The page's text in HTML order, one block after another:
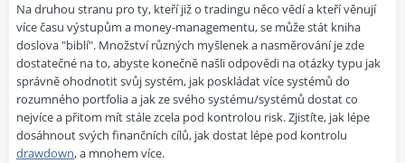
Na druhou stranu pro ty, kteří již o tradingu něco vědí a kteří věnují
více času výstupům a money-managementu, se může stát kniha
doslova "biblí". Množství různých myšlenek a nasměrování je zde
dostatečné na to, abyste konečně našli odpovědi na otázky typu jak
správně ohodnotit svůj systém, jak poskládat více systémů do
rozumného portfolia a jak ze svého systému/systémů dostat co
nejvíce a přitom mít stále zcela pod kontrolou risk. Zjistíte, jak lépe
dosáhnout svých finančních cílů, jak dostat lépe pod kontrolu
drawdown, a mnohem více.